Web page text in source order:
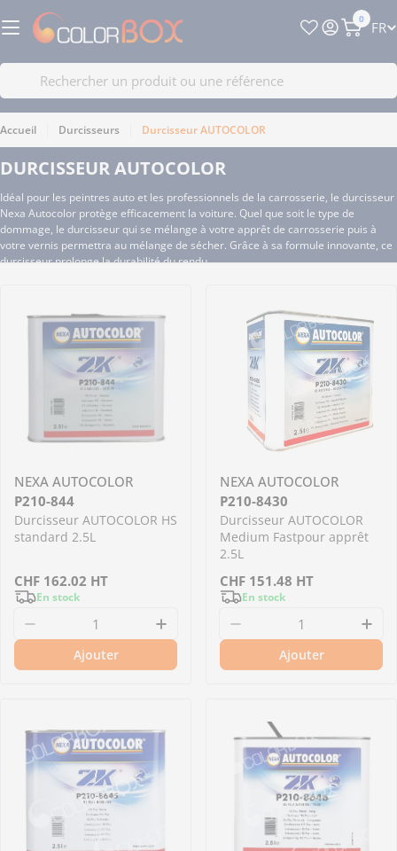
au
Recherche
Panier
0
L
G
U
E
FR
Accueil Durcisseurs Durcisseur AUTOCOLOR
DURCISSEUR AUTOCOLOR
Idéal pour les peintres auto et les professionnels de la carrosserie, le durcisseur
Nexa Autocolor protège efficacement la voiture. Quel que soit le type de
dommage, le durcisseur qui se mélange à votre apprêt de carrosserie puis à
votre vernis permettra au mélange de sécher. Grâce à sa formule innovante, ce
durcisseur prolonge la durabilité du rendu.
NEXA AUTOCOLOR
P210-844
Durcisseur AUTOCOLOR HS
standard 2.5L
Prix
régulier
CHF 162.02 HT
En stock
Diminuer la quantité pour P210-844 -
Augmenter la quantité pour
Ajouter
NEXA AUTOCOLOR
P210-8430
Durcisseur AUTOCOLOR
Medium Fastpour apprêt
2.5L
Prix
régulier
CHF 151.48 HT
En stock
Diminuer la
Ajouter